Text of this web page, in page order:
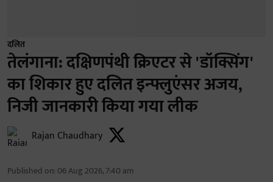
दलित
तेलंगाना: दक्षिणपंथी क्रिएटर से 'डॉक्सिंग'
का शिकार हुए दलित इन्फ्लुएंसर अजय,
निजी जानकारी किया गया लीक
Rajan Chaudhary
Published on: 06 Aug 2026, 7:40 am